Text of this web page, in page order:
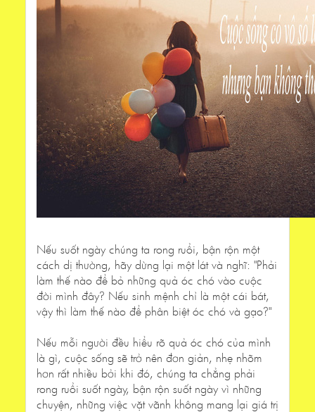
Nếu suốt ngày chúng ta rong ruổi, bận rộn một
cách dị thường, hãy dừng lại một lát và nghĩ: "Phải
làm thế nào để bỏ những quả óc chó vào cuộc
đời mình đây? Nếu sinh mệnh chỉ là một cái bát,
vậy thì làm thế nào để phân biệt óc chó và gạo?"
Nếu mỗi người đều hiểu rõ quả óc chó của mình
là gì, cuộc sống sẽ trở nên đơn giản, nhẹ nhõm
hơn rất nhiều bởi khi đó, chúng ta chẳng phải
rong ruổi suốt ngày, bận rộn suốt ngày vì những
chuyện, những việc vặt vãnh không mang lại giá trị